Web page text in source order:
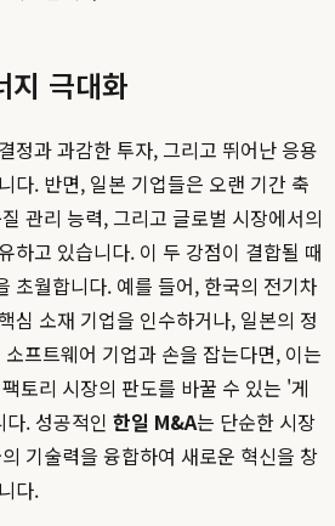
지 극대화
정과 과감한 투자, 그리고 뛰어난 응용
다. 반면, 일본 기업들은 오랜 기간 축
관리 능력, 그리고 글로벌 시장에서의
하고 있습니다. 이 두 강점이 결합될 때
초월합니다. 예를 들어, 한국의 전기차
심 소재 기업을 인수하거나, 일본의 정
프트웨어 기업과 손을 잡는다면, 이는
토리 시장의 판도를 바꿀 수 있는 '게
. 성공적인 한일 M&A는 단순한 시장
기술력을 융합하여 새로운 혁신을 창
다.